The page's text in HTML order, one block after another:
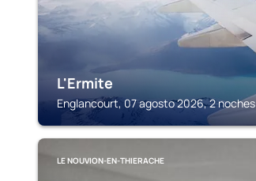
L'Ermite
Englancourt, 07 agosto 2026, 2 noches
LE NOUVION-EN-THIERACHE